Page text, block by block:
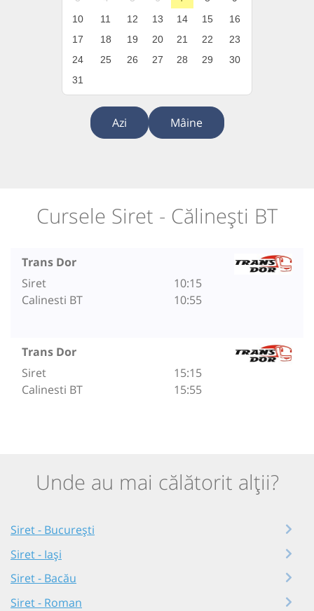
10
11 12 13 14 15
16
17
18 19 20 21 22
23
24
25 26 27 28 29
30
31
Azi Mâine
Cursele Siret - Călinești BT
Trans Dor
Siret
Calinesti BT
10:15
10:55
Trans Dor
Siret
Calinesti BT
15:15
15:55
Unde au mai călătorit alții?
Siret - București
Siret - Iași
Siret - Bacău
Siret - Roman